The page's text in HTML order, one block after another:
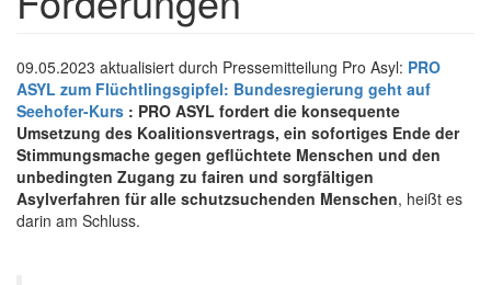
09.05.2023 aktualisiert durch Pressemitteilung Pro Asyl: PRO
ASYL zum Flüchtlingsgipfel: Bundesregierung geht auf
Seehofer-Kurs : PRO ASYL fordert die konsequente
Umsetzung des Koalitionsvertrags, ein sofortiges Ende der
Stimmungsmache gegen geflüchtete Menschen und den
unbedingten Zugang zu fairen und sorgfältigen
Asylverfahren für alle schutzsuchenden Menschen, heißt es
darin am Schluss.